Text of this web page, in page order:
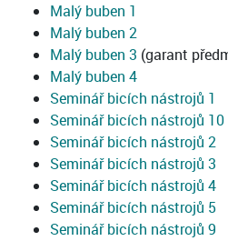
Malý buben 1
Malý buben 2
Malý buben 3 (garant
Malý buben 4
Seminář bicích nástrojů 1
Seminář bicích nástrojů 10
Seminář bicích nástrojů 2
Seminář bicích nástrojů 3
Seminář bicích nástrojů 4
Seminář bicích nástrojů 5
Seminář bicích nástrojů 9